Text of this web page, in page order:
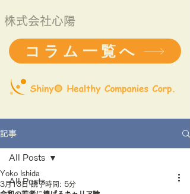
株式会社心陽
コラム一覧へ
記事
All Posts
All Posts
Yoko Ishida
3月13日 読了時間: 5分